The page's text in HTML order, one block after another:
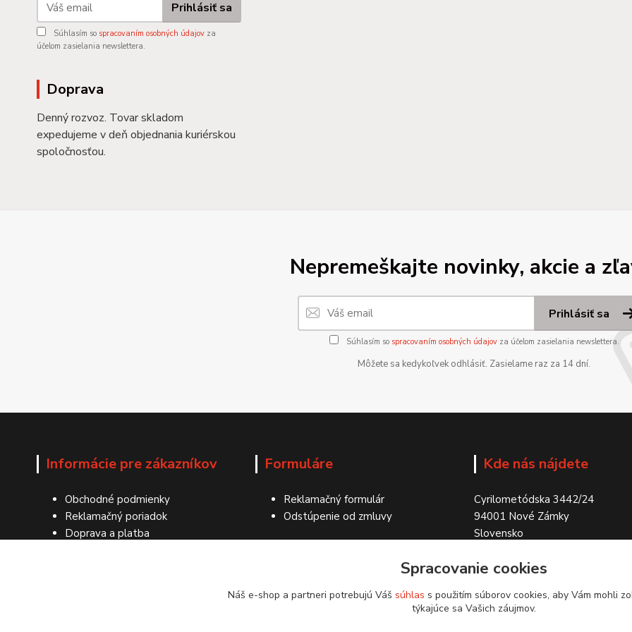
Prihlásiť sa
Súhlasím so spracovaním osobných údajov za
účelom zasielania newslettera.
Doprava
Denný rozvoz. Tovar skladom
expedujeme v deň objednania kuriérskou
spoločnosťou.
Nepremeškajte novinky, akcie a
Prihlásiť sa
Súhlasím so spracovaním osobných údajovza účelom zasielania newslettera.
Môžete sa kedykoľvek odhlásiť. Zasielame raz za 14 dní.
Informácie pre zákazníkov
Obchodné podmienky
Reklamačný poriadok
Doprava a platba
Formuláre
Reklamačný formulár
Odstúpenie od zmluvy
Kde nás nájdete
Cyrilometódska 3442/24
94001 Nové Zámky
Slovensko
Spracovanie cookies
Náš e-shop a partneri potrebujú Váš súhlas s použitím súborov cookies, aby Vám mohli
týkajúce sa Vašich záujmov.